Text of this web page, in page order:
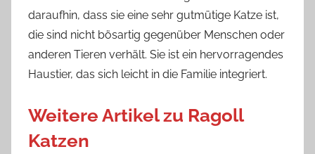
daraufhin, dass sie eine sehr gutmütige Katze ist,
die sind nicht bösartig gegenüber Menschen oder
anderen Tieren verhält. Sie ist ein hervorragendes
Haustier, das sich leicht in die Familie integriert.
Weitere Artikel zu Ragoll
Katzen